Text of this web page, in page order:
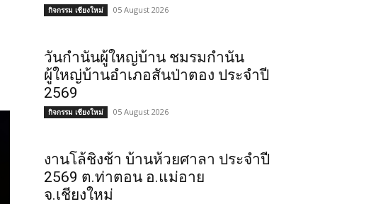
กิจกรรม เชียงใหม่ 05 August 2026
วันกำนันผู้ใหญ่บ้าน ชมรมกำนัน
ผู้ใหญ่บ้านอำเภอสันป่าตอง ประจำปี
2569
กิจกรรม เชียงใหม่ 05 August 2026
งานโล้ชิงช้า บ้านห้วยศาลา ประจำปี
2569 ต.ท่าตอน อ.แม่อาย
จ.เชียงใหม่